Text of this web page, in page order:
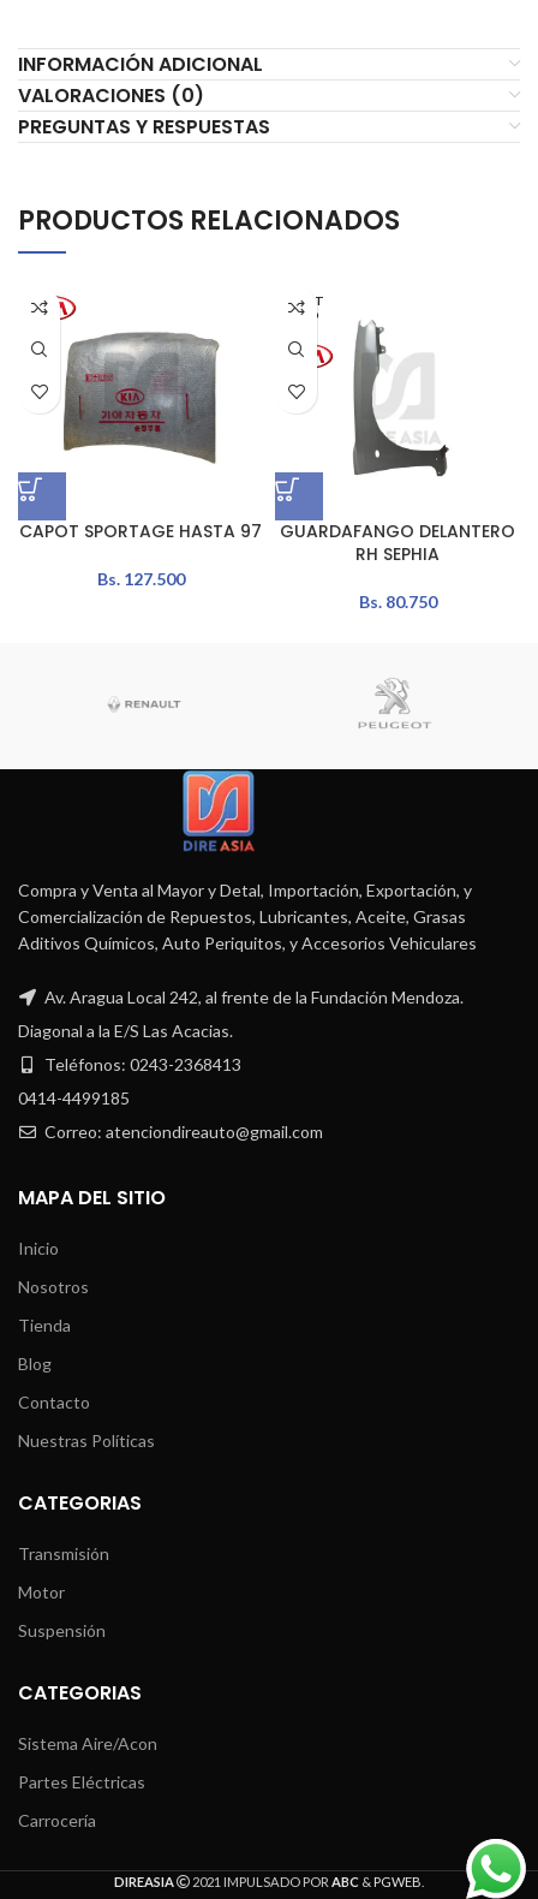
INFORMACIÓN ADICIONAL
VALORACIONES (0)
PREGUNTAS Y RESPUESTAS
PRODUCTOS RELACIONADOS
CAPOT SPORTAGE HASTA 97
Bs.127.500
AGOT
ADO
GUARDAFANGO DELANTERO
RH SEPHIA
Bs.80.750
Compra y Venta al Mayor y Detal, Importación, Exportación, y
Comercialización de Repuestos, Lubricantes, Aceite, Grasas
Aditivos Químicos, Auto Periquitos, y Accesorios Vehiculares
Av. Aragua Local 242, al frente de la Fundación Mendoza.
Diagonal a la E/S Las Acacias.
Teléfonos: 0243-2368413
0414-4499185
Correo: atenciondireauto@gmail.com
MAPA DEL SITIO
Inicio
Nosotros
Tienda
Blog
Contacto
Nuestras Políticas
CATEGORIAS
Transmisión
Motor
Suspensión
CATEGORIAS
Sistema Aire/Acon
Partes Eléctricas
Carrocería
DIREASIA 2021 IMPULSADO POR ABC &PGWEB